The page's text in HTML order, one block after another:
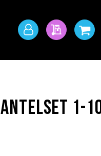
Mitt
Min offert
Min
1-